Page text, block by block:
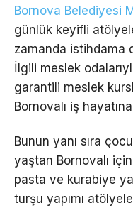
Bornova Belediyesi
günlük keyifli
zamanda istihdama
İlgili meslek
garantili meslek
Bornovalı iş hayatına
Bunun yanı sıra
yaştan Bornovalı
pasta ve kurabiye
turşu yapımı